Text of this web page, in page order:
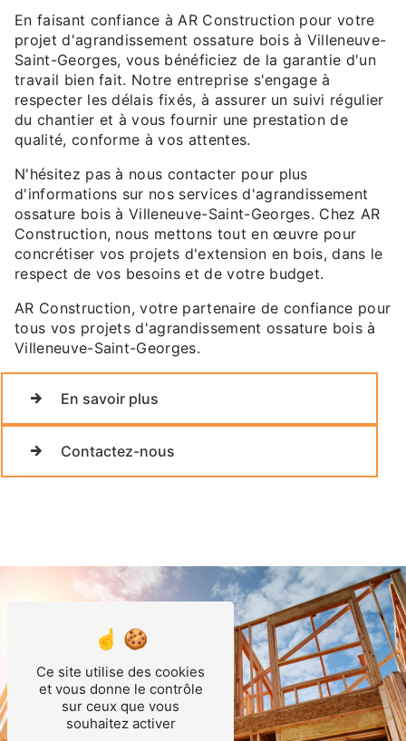
En faisant confiance à AR Construction pour votre
projet d'agrandissement ossature bois à Villeneuve-
Saint-Georges, vous bénéficiez de la garantie d'un
travail bien fait. Notre entreprise s'engage à
respecter les délais fixés, à assurer un suivi régulier
du chantier et à vous fournir une prestation de
qualité, conforme à vos attentes.
N'hésitez pas à nous contacter pour plus
d'informations sur nos services d'agrandissement
ossature bois à Villeneuve-Saint-Georges. Chez AR
Construction, nous mettons tout en œuvre pour
concrétiser vos projets d'extension en bois, dans le
respect de vos besoins et de votre budget.
AR Construction, votre partenaire de confiance pour
tous vos projets d'agrandissement ossature bois à
Villeneuve-Saint-Georges.
En savoir plus
Contactez-nous
Ce site utilise des cookies
et vous donne le contrôle
sur ceux que vous
souhaitez activer